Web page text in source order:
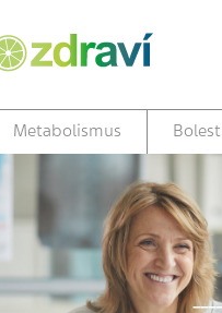
Metabolismus Bolest